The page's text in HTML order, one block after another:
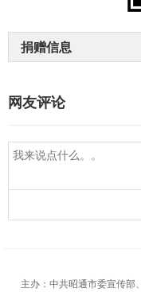
捐赠信息
网友评论
主办：中共昭通市委宣传部